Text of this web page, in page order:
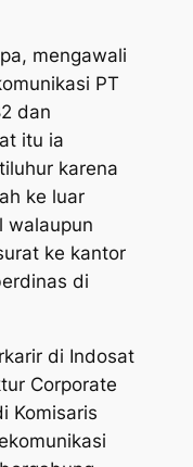
mengawali
PT
dan
itu ia
karena
ke luar
walaupun
ke kantor
di
di Indosat
Corporate
Komisaris